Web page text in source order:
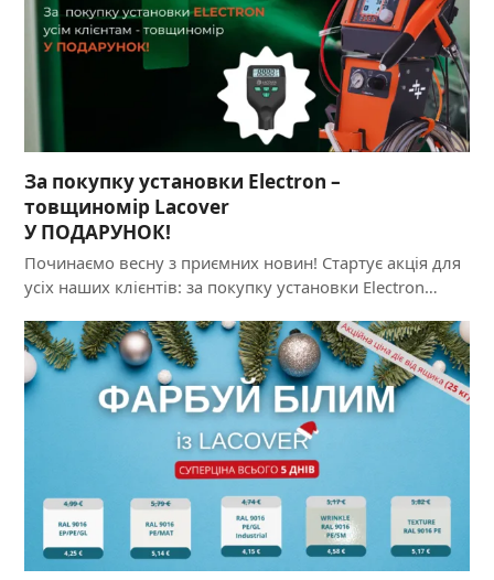
За покупку установки Electron –
товщиномір Lacover
У ПОДАРУНОК!
Починаємо весну з приємних новин! Стартує акція для
усіх наших клієнтів: за покупку установки Electron…